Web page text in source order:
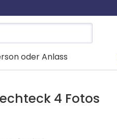
oder Anlass
4 Fotos